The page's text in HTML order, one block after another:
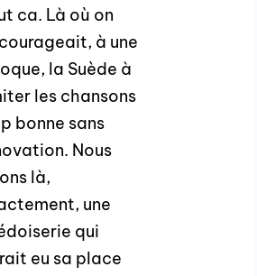
ca. Là où on
à une
la Suède à
les chansons
bonne sans
Nous
là,
une
qui
eu sa place